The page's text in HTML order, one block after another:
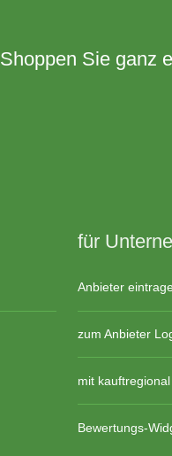
Shoppen Sie ganz
für
Anbieter
zum Anbieter
mit
Bewertungs-